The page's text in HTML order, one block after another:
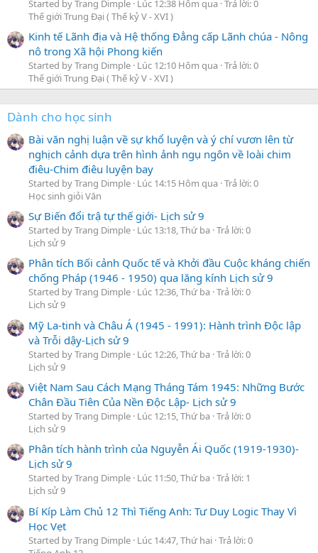
Started by Trang Dimple Lúc 12:38 Hôm qua Trả lời: 0
Thế giới Trung Đại ( Thế kỷ V - XVI )
Kinh tế Lãnh địa và Hệ thống Đẳng cấp Lãnh chúa - Nông
nô trong Xã hội Phong kiến
Started by Trang Dimple Lúc 12:10 Hôm qua Trả lời: 0
Thế giới Trung Đại ( Thế kỷ V - XVI )
Dành cho học sinh
Bài văn nghị luận về sự khổ luyện và ý chí vươn lên từ
nghịch cảnh dựa trên hình ảnh ngụ ngôn về loài chim
điêu-Chim điêu luyện bay
Started by Trang Dimple Lúc 14:15 Hôm qua Trả lời: 0
Học sinh giỏi Văn
Sự Biến đổi trậ tự thế giới- Lịch sử 9
Started by Trang Dimple Lúc 13:18, Thứ ba Trả lời: 0
Lịch sử 9
Phân tích Bối cảnh Quốc tế và Khởi đầu Cuộc kháng chiến
chống Pháp (1946 - 1950) qua lăng kính Lịch sử 9
Started by Trang Dimple Lúc 12:36, Thứ ba Trả lời: 0
Lịch sử 9
Mỹ La-tinh và Châu Á (1945 - 1991): Hành trình Độc lập
và Trỗi dậy-Lịch sử 9
Started by Trang Dimple Lúc 12:26, Thứ ba Trả lời: 0
Lịch sử 9
Việt Nam Sau Cách Mạng Tháng Tám 1945: Những Bước
Chân Đầu Tiên Của Nền Độc Lập- Lịch sử 9
Started by Trang Dimple Lúc 12:15, Thứ ba Trả lời: 0
Lịch sử 9
Phân tích hành trình của Nguyễn Ái Quốc (1919-1930)-
Lịch sử 9
Started by Trang Dimple Lúc 11:50, Thứ ba Trả lời: 1
Lịch sử 9
Bí Kíp Làm Chủ 12 Thì Tiếng Anh: Tư Duy Logic Thay Vì
Học Vẹt
Started by Trang Dimple Lúc 14:47, Thứ hai Trả lời: 0